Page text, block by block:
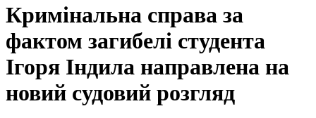
Кримінальна справа за
фактом загибелі студента
Ігоря Індила направлена на
новий судовий розгляд